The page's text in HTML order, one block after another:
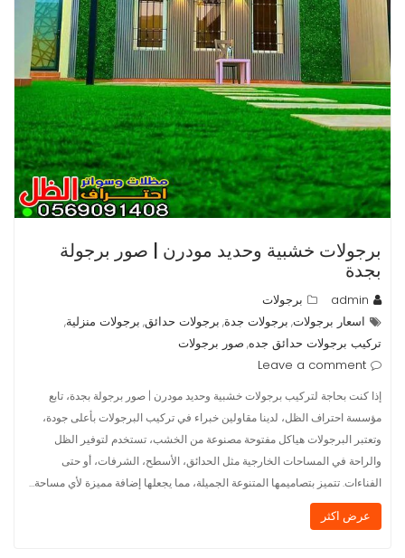
برجولات خشبية وحديد مودرن | صور برجولة
بجدة
admin
برجولات
اسعار برجولات, برجولات جدة, برجولات حدائق, برجولات منزلية,
تركيب برجولات حدائق جده, صور برجولات
Leave a comment
إذا كنت بحاجة لتركيب برجولات خشبية وحديد مودرن | صور برجولة بجدة، تابع
مؤسسة احتراف الظل، لدينا مقاولين خبراء في تركيب البرجولات بأعلى جودة،
وتعتبر البرجولات هياكل مفتوحة مصنوعة من الخشب، تستخدم لتوفير الظل
والراحة في المساحات الخارجية مثل الحدائق، الأسطح، الشرفات، أو حتى
الفناءات. تتميز بتصاميمها المتنوعة الجميلة، مما يجعلها إضافة مميزة لأي مساحة…
عرض اكثر